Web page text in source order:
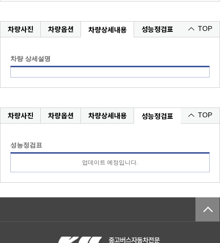
차량사진 차량옵션 차량상세내용 성능정검표 TOP
차량 상세설명
차량사진 차량옵션 차량상세내용 성능정검표 TOP
성능정검표
업데이트 예정입니다.